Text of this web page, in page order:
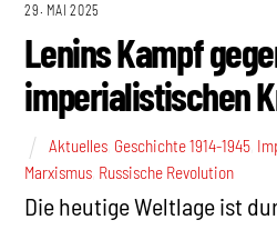
29. MAI 2025
Lenins Kampf
imperialistischen
Aktuelles Geschichte 1914-1945
Marxismus Russische Revolution
Die heutige Weltlage ist